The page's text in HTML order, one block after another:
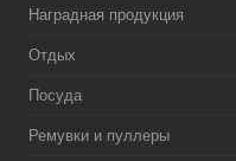
Наградная продукция
Отдых
Посуда
Ремувки и пуллеры